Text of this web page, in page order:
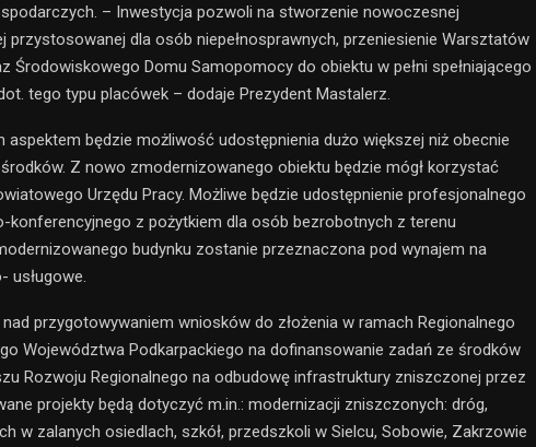
– Inwestycja pozwoli na stworzenie nowoczesnej
przystosowanej dla osób niepełnosprawnych, przeniesienie Warsztatów
Środowiskowego Domu Samopomocy do obiektu w pełni spełniającego
tego typu placówek – dodaje Prezydent Mastalerz.
aspektem będzie możliwość udostępnienia dużo większej niż obecnie
Z nowo zmodernizowanego obiektu będzie mógł korzystać
Urzędu Pracy. Możliwe będzie udostępnienie profesjonalnego
konferencyjnego z pożytkiem dla osób bezrobotnych z terenu
budynku zostanie przeznaczona pod wynajem na
usługowe.
przygotowywaniem wniosków do złożenia w ramach Regionalnego
Województwa Podkarpackiego na dofinansowanie zadań ze środków
Rozwoju Regionalnego na odbudowę infrastruktury zniszczonej przez
projekty będą dotyczyć m.in.: modernizacji zniszczonych: dróg,
w zalanych osiedlach, szkół, przedszkoli w Sielcu, Sobowie, Zakrzowie